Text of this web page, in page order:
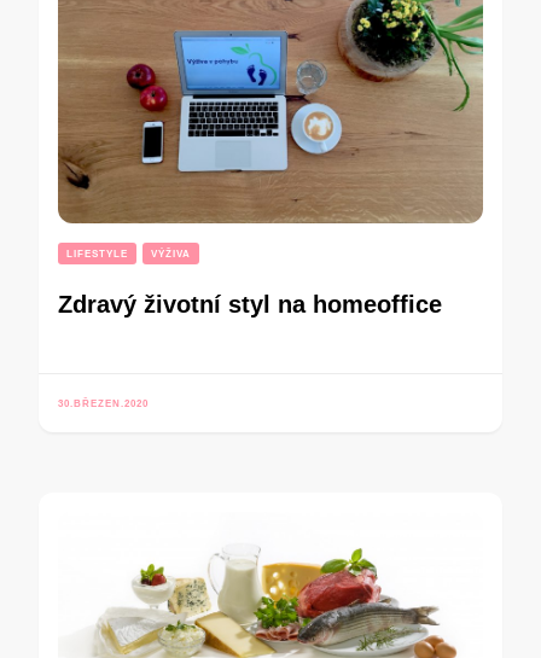
LIFESTYLE VÝŽIVA
Zdravý životní styl na homeoffice
30.BŘEZEN.2020